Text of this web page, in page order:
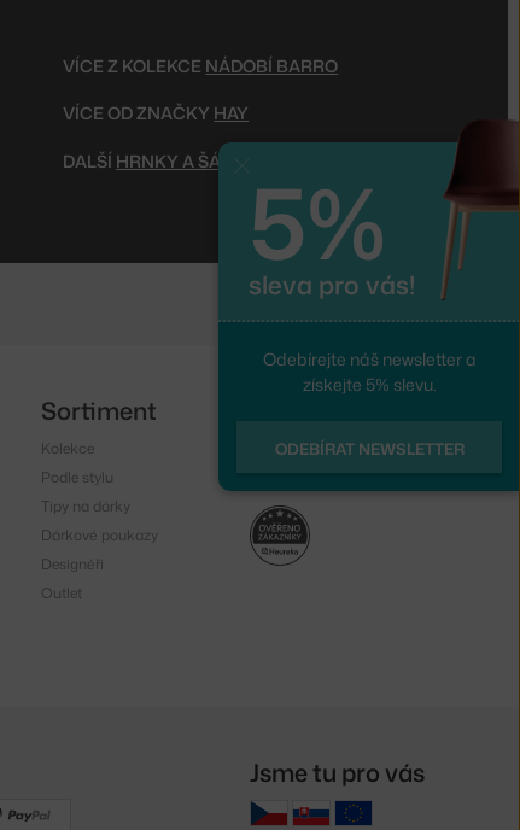
VÍCE Z KOLEKCE NÁDOBÍ BARRO
VÍCE OD ZNAČKY HAY
DALŠÍ HRNKY A ŠÁLKY 5%
sleva pro vás!
Odebírejte náš newsletter a
získejte 5% slevu.
ODEBÍRAT NEWSLETTER
Sortiment
Kolekce
Podle stylu
Tipy na dárky
Dárkové poukazy
Designéři
Outlet
Instagram
Jsme tu pro vás